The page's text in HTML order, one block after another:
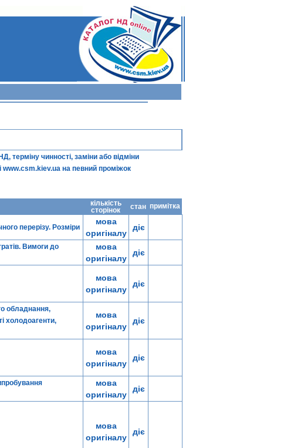
чинності, заміни або відміни
www.csm.kiev.ua на певний проміжок
кількість
сторінок
стан примітка
перерізу. Розміри
мова
оригіналу
діє
Вимоги до
мова
оригіналу
діє
мова
оригіналу
діє
обладнання,
холодоагенти,
мова
оригіналу
діє
мова
оригіналу
діє
мова
оригіналу
діє
мова
оригіналу
діє